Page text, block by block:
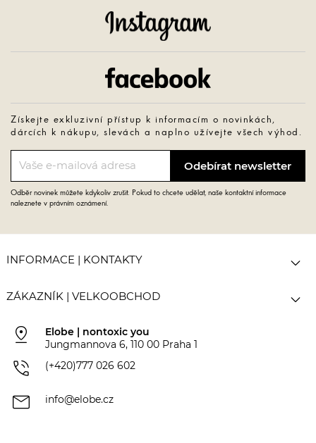
Získejte exkluzivní přístup k informacím o novinkách,
dárcích k nákupu, slevách a naplno užívejte všech výhod.
Odběr novinek můžete kdykoliv zrušit. Pokud to chcete udělat, naše kontaktní informace
naleznete v právním oznámení.
INFORMACE | KONTAKTY 
ZÁKAZNÍK | VELKOOBCHOD 
pin_drop
Elobe | nontoxic you
Jungmannova 6, 110 00 Praha 1
phone_in_talk (+420)777 026 602
mail info@elobe.cz